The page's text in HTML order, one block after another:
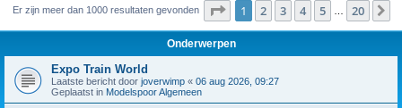
Er zijn meer dan 1000 resultaten gevonden Pagina van 20
1 2 3 4 5 20
Onderwerpen
Expo Train World
Laatste bericht door joverwimp « 06 aug 2026, 09:27
Geplaatst in Modelspoor Algemeen